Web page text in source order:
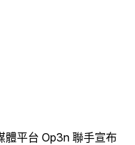
平台 Op3n 聯手宣布